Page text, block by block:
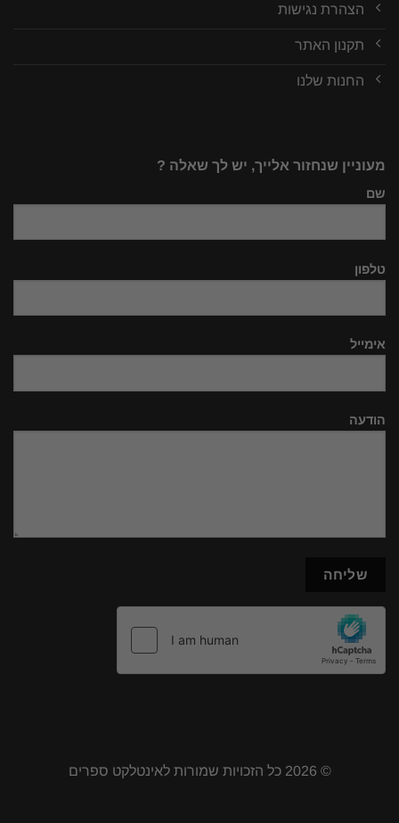
הצהרת נגישות
תקנון האתר
החנות שלנו
מעוניין שנחזור אלייך, יש לך שאלה ?
שם
טלפון
אימייל
הודעה
© 2026 כל הזכויות שמורות לאינטלקט ספרים